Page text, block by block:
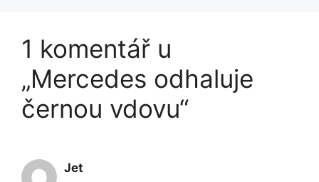
1 komentář u
„Mercedes odhaluje
černou vdovu“
Jet